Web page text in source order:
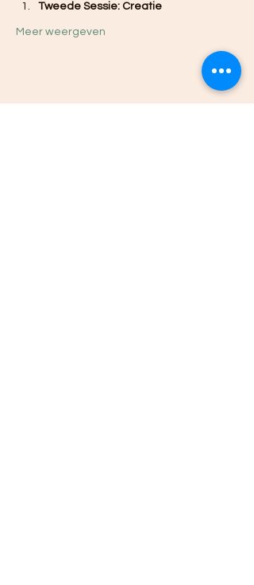
Tweede Sessie: Creatie
Meer weergeven